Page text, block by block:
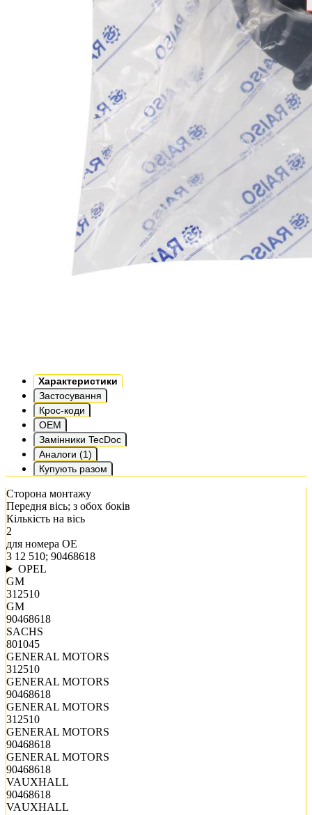
Характеристики
Застосування
Крос-коди
OEM
Замінники TecDoc
Аналоги (1)
Купують разом
Сторона монтажу
Передня вісь; з обох боків
Кількість на вісь
2
для номера OE
3 12 510; 90468618
OPEL
GM
312510
GM
90468618
SACHS
801045
GENERAL MOTORS
312510
GENERAL MOTORS
90468618
GENERAL MOTORS
312510
GENERAL MOTORS
90468618
GENERAL MOTORS
90468618
VAUXHALL
90468618
VAUXHALL